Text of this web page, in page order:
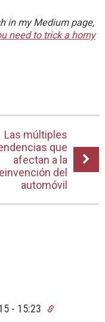
in my Medium page,
need to trick a horny
Las múltiples
que
afectan a la
del
automóvil
- 15:23